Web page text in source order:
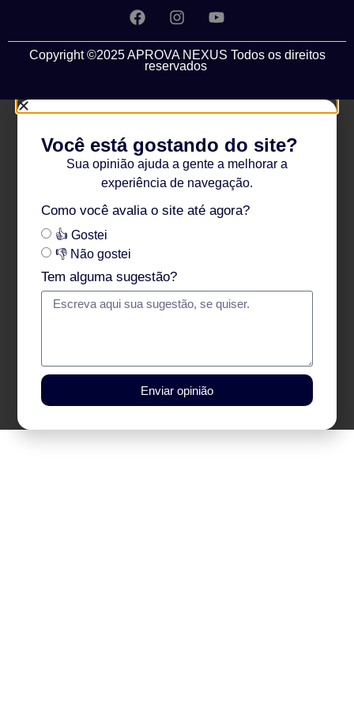
Copyright ©2025 APROVA NEXUS Todos os direitos
reservados
Você está gostando do site?
Sua opinião ajuda a gente a melhorar a
experiência de navegação.
Como você avalia o site até agora?
👍 Gostei
👎 Não gostei
Tem alguma sugestão?
Enviar opinião